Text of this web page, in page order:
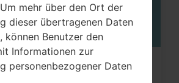
die
mehr über den Ort der
dieser übertragenen Daten
können Benutzer den
Informationen zur
personenbezogener Daten